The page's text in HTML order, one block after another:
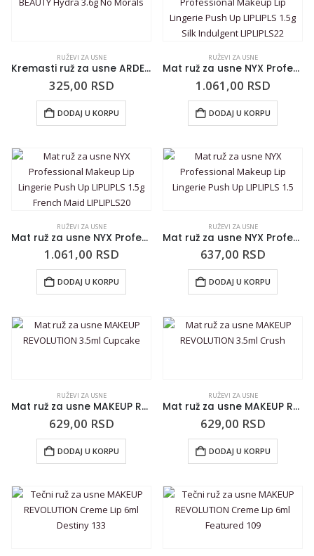
RUŽEVI ZA USNE
Kremasti ruž za usne ARDELL BEAUTY Hydra 3.6g No Morals
325,00 RSD
DODAJ U KORPU
RUŽEVI ZA USNE
Mat ruž za usne NYX Professional Makeup Lip Lingerie Push Up LIPLIPLS 1.5g Silk Indulgent LIPLIPLS22
1.061,00 RSD
DODAJ U KORPU
RUŽEVI ZA USNE
Mat ruž za usne NYX Professional Makeup Lip Lingerie Push Up LIPLIPLS 1.5g French Maid LIPLIPLS20
1.061,00 RSD
DODAJ U KORPU
RUŽEVI ZA USNE
Mat ruž za usne NYX Professional Makeup Lip Lingerie Push Up LIPLIPLS 1.5
637,00 RSD
DODAJ U KORPU
RUŽEVI ZA USNE
Mat ruž za usne MAKEUP REVOLUTION 3.5ml Cupcake
629,00 RSD
DODAJ U KORPU
RUŽEVI ZA USNE
Mat ruž za usne MAKEUP REVOLUTION 3.5ml Crush
629,00 RSD
DODAJ U KORPU